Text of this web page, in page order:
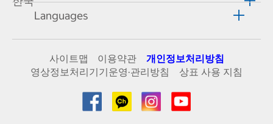
Languages
사이트맵 이용약관
개인정보처리방침
영상정보처리기기운영·관리방침
상표 사용 지침